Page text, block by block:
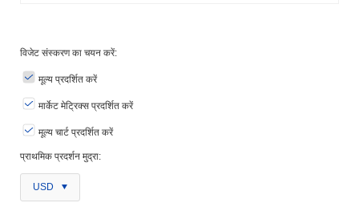
विजेट संस्करण का चयन करें:
मूल्य प्रदर्शित करें
मार्केट मेट्रिक्स प्रदर्शित करें
मूल्य चार्ट प्रदर्शित करें
प्राथमिक प्रदर्शन मुद्रा:
USD